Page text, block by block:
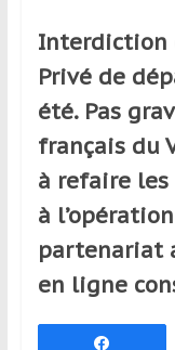
réguliers,
passionnés
ou
simples
spectateurs
de
sport,
qui
déplacent
en
Interdiction
Privé de
été. Pas
français du
à refaire
à
partenariat
en ligne